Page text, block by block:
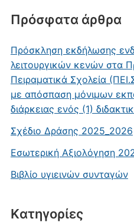
Πρόσφατα άρθρα
Πρόσκληση εκδήλωσης
λειτουργικών κενών στα
Πειραματικά Σχολεία
με απόσπαση μόνιμων
διάρκειας ενός (1)
Σχέδιο Δράσης 2025_2026
Εσωτερική Αξιολόγηση
Βιβλίο υγιεινών συνταγών
Kατηγορίες